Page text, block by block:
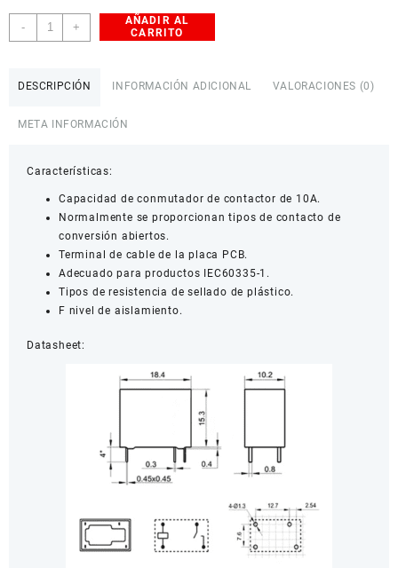
-
Relé
de
+
AÑADIR AL
CARRITO
DESCRIPCIÓN INFORMACIÓN ADICIONAL VALORACIONES (0)
META INFORMACIÓN
Características:
Capacidad de conmutador de contactor de 10A.
Normalmente se proporcionan tipos de contacto de
conversión abiertos.
Terminal de cable de la placa PCB.
Adecuado para productos IEC60335-1.
Tipos de resistencia de sellado de plástico.
F nivel de aislamiento.
Datasheet: